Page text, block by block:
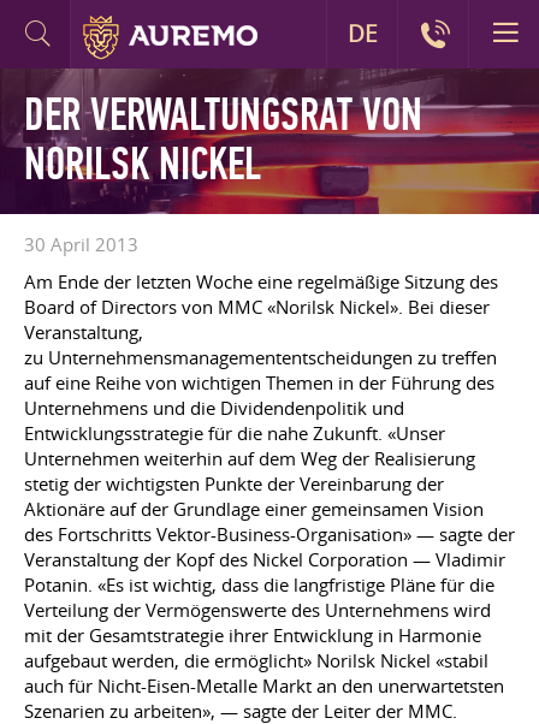
DER VERWALTUNGSRAT VON
NORILSK NICKEL
30 April 2013
Am Ende der letzten Woche eine regelmäßige Sitzung des
Board of Directors von MMC «Norilsk Nickel». Bei dieser
Veranstaltung,
zu Unternehmensmanagemententscheidungen zu treffen
auf eine Reihe von wichtigen Themen in der Führung des
Unternehmens und die Dividendenpolitik und
Entwicklungsstrategie für die nahe Zukunft. «Unser
Unternehmen weiterhin auf dem Weg der Realisierung
stetig der wichtigsten Punkte der Vereinbarung der
Aktionäre auf der Grundlage einer gemeinsamen Vision
des Fortschritts Vektor-Business-Organisation» — sagte der
Veranstaltung der Kopf des Nickel Corporation — Vladimir
Potanin. «Es ist wichtig, dass die langfristige Pläne für die
Verteilung der Vermögenswerte des Unternehmens wird
mit der Gesamtstrategie ihrer Entwicklung in Harmonie
aufgebaut werden, die ermöglicht» Norilsk Nickel «stabil
auch für Nicht-Eisen-Metalle Markt an den unerwartetsten
Szenarien zu arbeiten», — sagte der Leiter der MMC.
DE